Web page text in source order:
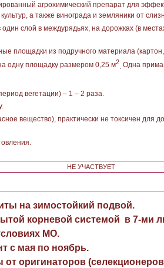
агрохимический препарат для
а также винограда и земляники от
один слой в междурядьях, на дорожках (в
площадки из подручного материала
одну площадку размером 0,25 м2
. Одна
вегетации) – 1 – 2 раза.
вещество), практически не токсичен для
НЕ УЧАСТВУЕТ
на зимостойкий подвой.
корневой системой в 7-ми
МО.
с мая по ноябрь.
от оригинаторов